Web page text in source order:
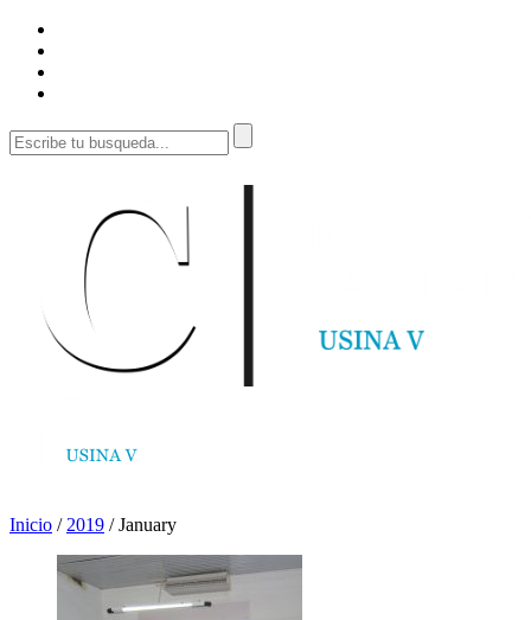
Inicio / 2019 /January